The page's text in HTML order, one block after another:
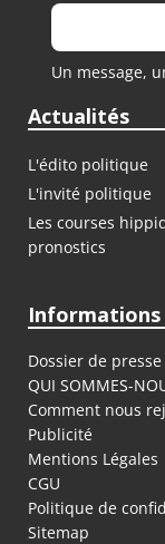
Un message,
Actualités
L'édito politique
L'invité politique
Les courses
pronostics
Informations
Dossier de presse
QUI SOMMES-
Comment nous
Publicité
Mentions Légales
CGU
Politique de
Sitemap